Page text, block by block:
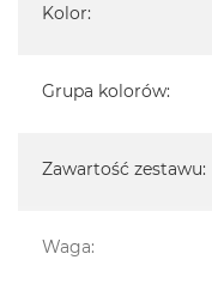
Kolor:
Grupa kolorów:
Zawartość zestawu:
Waga: